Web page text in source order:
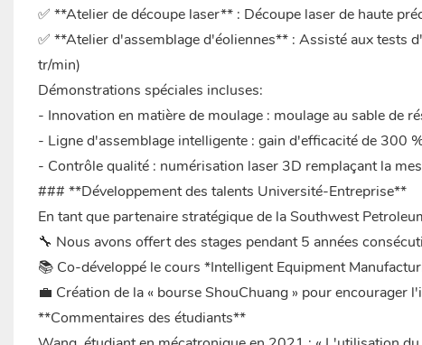
✅ **Atelier de découpe laser** : Découpe laser de haute
✅ **Atelier d'assemblage d'éoliennes** : Assisté aux tests
tr/min)
Démonstrations spéciales incluses:
- Innovation en matière de moulage : moulage au sable de
- Ligne d'assemblage intelligente : gain d'efficacité de 300
- Contrôle qualité : numérisation laser 3D remplaçant la
### **Développement des talents Université-Entreprise**
En tant que partenaire stratégique de la Southwest
🔧 Nous avons offert des stages pendant 5 années
📚 Co-développé le cours *Intelligent Equipment
💼 Création de la « bourse ShouChuang » pour encourager
**Commentaires des étudiants**